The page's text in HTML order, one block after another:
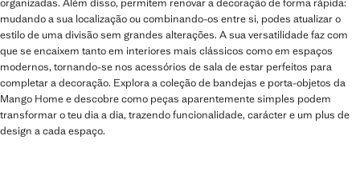
organizadas. Além disso, permitem renovar a decoração de forma rápida:
mudando a sua localização ou combinando-os entre si, podes atualizar o
estilo de uma divisão sem grandes alterações. A sua versatilidade faz com
que se encaixem tanto em interiores mais clássicos como em espaços
modernos, tornando-se nos acessórios de sala de estar perfeitos para
completar a decoração. Explora a coleção de bandejas e porta-objetos da
Mango Home e descobre como peças aparentemente simples podem
transformar o teu dia a dia, trazendo funcionalidade, carácter e um plus de
design a cada espaço.